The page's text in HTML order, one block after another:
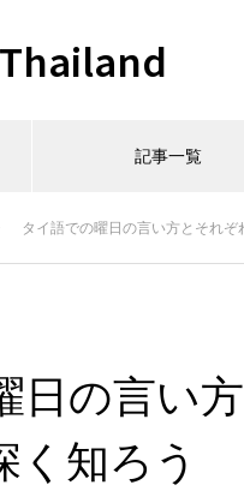
記事一覧
タイ語での曜日の言い方とそれ
日の言い
く知ろう